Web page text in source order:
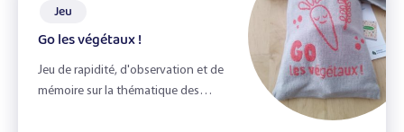
Le miel et l'odorat
Jeu
Go les végétaux !
Jeu de rapidité, d'observation et de
mémoire sur la thématique des